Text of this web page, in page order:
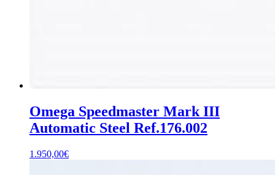
Omega Speedmaster Mark III
Automatic Steel Ref.176.002
1.950,00€